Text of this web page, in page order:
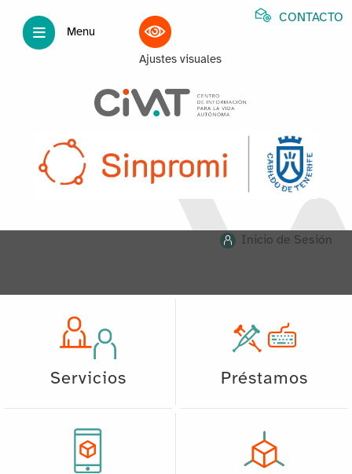
Menu
Ajustes visuales
CONTACTO
Inicio de Sesión
Servicios Préstamos